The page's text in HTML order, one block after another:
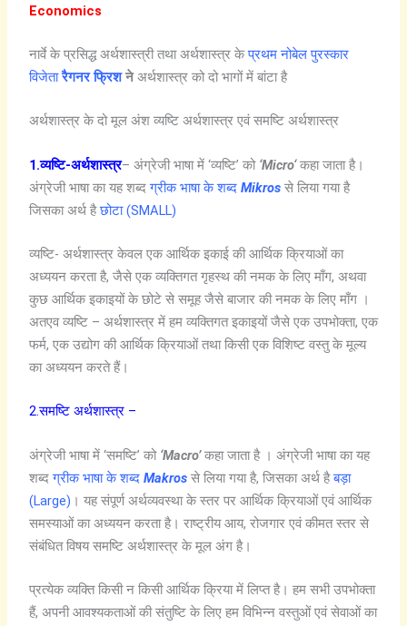
Economics
नार्वे के प्रसिद्ध अर्थशास्त्री तथा अर्थशास्त्र केप्रथम नोबेल पुरस्कार
विजेतारैगनर फ्रिश नेअर्थशास्त्र को दो भागों में बांटा है
अर्थशास्त्र के दो मूल अंश व्यष्टि अर्थशास्त्र एवं समष्टि अर्थशास्त्र
1.व्यष्टि-अर्थशास्त्र– अंग्रेजी भाषा में ‘व्यष्टि’ को ‘Micro‘कहा जाता है।
अंग्रेजी भाषा का यह शब्दग्रीक भाषा के शब्द Mikros से लिया गया है
जिसका अर्थ हैछोटा (SMALL)
व्यष्टि- अर्थशास्त्र केवल एक आर्थिक इकाई की आर्थिक क्रियाओं का
अध्ययन करता है, जैसे एक व्यक्तिगत गृहस्थ की नमक के लिए माँग, अथवा
कुछ आर्थिक इकाइयों के छोटे से समूह जैसे बाजार की नमक के लिए माँग ।
अतएव व्यष्टि – अर्थशास्त्र में हम व्यक्तिगत इकाइयों जैसे एक उपभोक्ता, एक
फर्म, एक उद्योग की आर्थिक क्रियाओं तथा किसी एक विशिष्ट वस्तु के मूल्य
का अध्ययन करते हैं।
2.समष्टि अर्थशास्त्र –
अंग्रेजी भाषा में ‘समष्टि’ को ‘Macro’कहा जाता है । अंग्रेजी भाषा का यह
शब्दग्रीक भाषा के शब्द Makros से लिया गया है, जिसका अर्थ हैबड़ा
(Large) । यह संपूर्ण अर्थव्यवस्था के स्तर पर आर्थिक क्रियाओं एवं आर्थिक
समस्याओं का अध्ययन करता है। राष्ट्रीय आय, रोजगार एवं कीमत स्तर से
संबंधित विषय समष्टि अर्थशास्त्र के मूल अंग है।
प्रत्येक व्यक्ति किसी न किसी आर्थिक क्रिया में लिप्त है। हम सभी उपभोक्ता
हैं, अपनी आवश्यकताओं की संतुष्टि के लिए हम विभिन्न वस्तुओं एवं सेवाओं का